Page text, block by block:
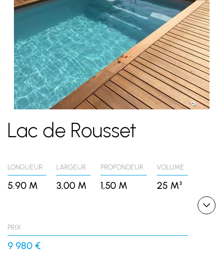
Lac de Rousset
LONGUEUR
5.90 M
LARGEUR
3,00 M
PROFONDEUR
1,50 M
VOLUME
25 M³
PRIX
9 980 €